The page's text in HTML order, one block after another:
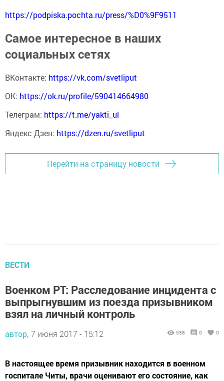
https://podpiska.pochta.ru/press/%D0%9F9511
Самое интересное в наших
социальных сетях
ВКонтакте: https://vk.com/svetliput
ОК: https://ok.ru/profile/590414664980
Телеграм: https://t.me/yakti_ul
Яндекс Дзен: https://dzen.ru/svetliput
Перейти на страницу новости
ВЕСТИ
Военком РТ: Расследование инцидента с
выпрыгнувшим из поезда призывником
взял на личный контроль
автор, 7 июня 2017 - 15:12 538 0 0
В настоящее время призывник находится в военном
госпитале Читы, врачи оценивают его состояние, как